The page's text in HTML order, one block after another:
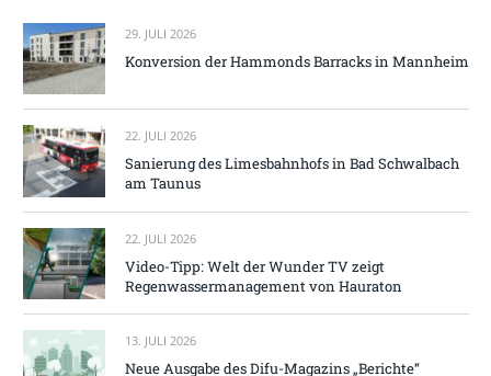
29. JULI 2026
Konversion der Hammonds Barracks in Mannheim
22. JULI 2026
Sanierung des Limesbahnhofs in Bad Schwalbach
am Taunus
22. JULI 2026
Video-Tipp: Welt der Wunder TV zeigt
Regenwassermanagement von Hauraton
13. JULI 2026
Neue Ausgabe des Difu-Magazins „Berichte“